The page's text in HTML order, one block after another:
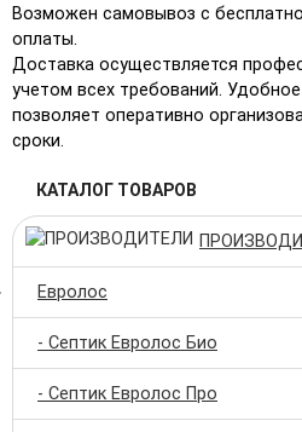
Возможен самовывоз с
оплаты.
Доставка осуществляется
учетом всех требований.
позволяет оперативно
сроки.
КАТАЛОГ ТОВАРОВ
Евролос
- Септик Евролос Био
- Септик Евролос Про